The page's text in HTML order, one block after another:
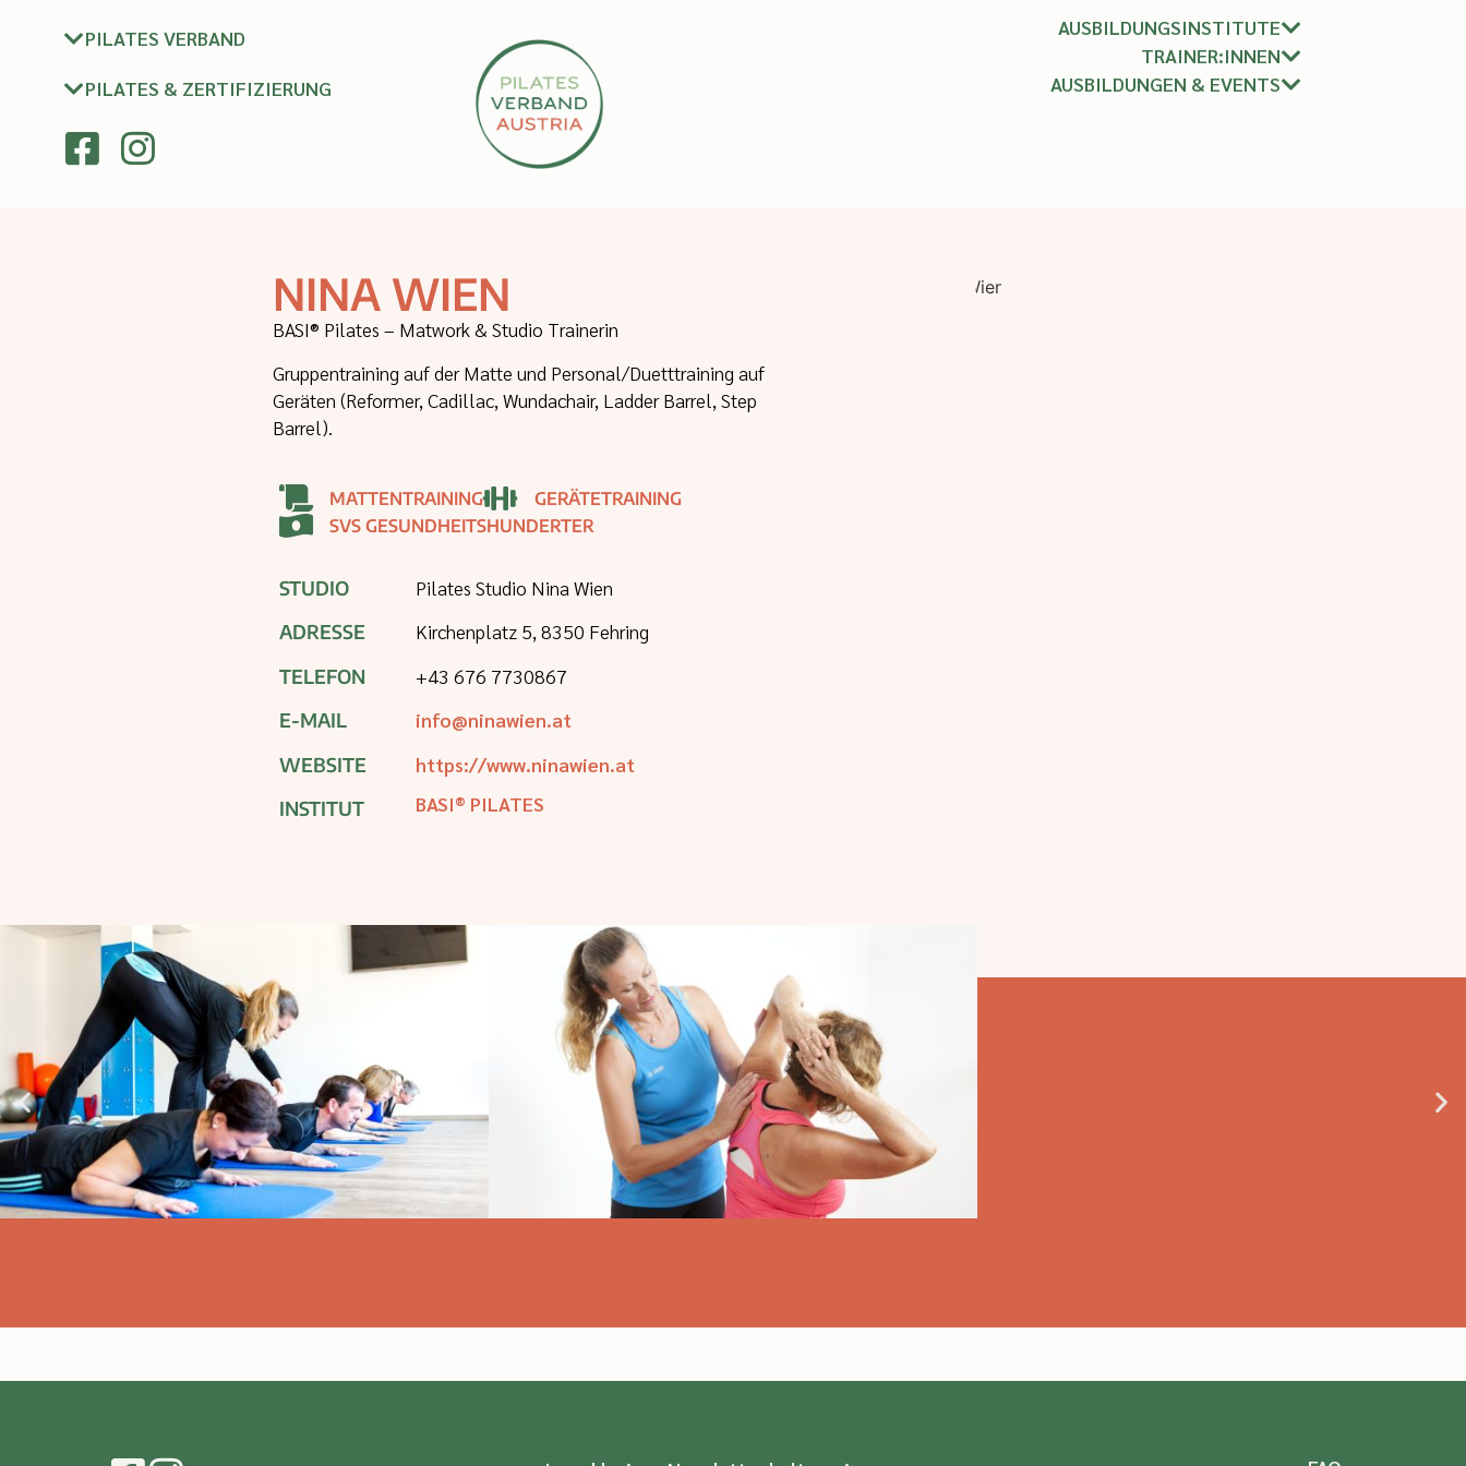
PILATES VERBAND
PILATES & ZERTIFIZIERUNG
AUSBILDUNGSINSTITUTE
TRAINER:INNEN
AUSBILDUNGEN & EVENTS
NINA WIEN
BASI® Pilates – Matwork & Studio Trainerin
Gruppentraining auf der Matte und Personal/Duetttraining auf
Geräten (Reformer, Cadillac, Wundachair, Ladder Barrel, Step
Barrel).
MATTENTRAINING
GERÄTETRAINING
SVS GESUNDHEITSHUNDERTER
STUDIO Pilates Studio Nina Wien
ADRESSE Kirchenplatz 5, 8350 Fehring
TELEFON +43 676 7730867
E-MAIL info@ninawien.at
WEBSITE https://www.ninawien.at
INSTITUT BASI® PILATES